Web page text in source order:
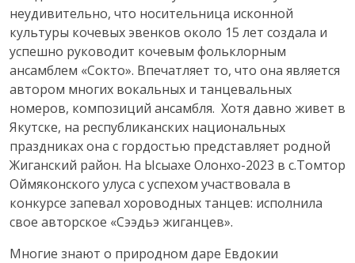
неудивительно, что носительница исконной
культуры кочевых эвенков около 15 лет создала и
успешно руководит кочевым фольклорным
ансамблем «Сокто». Впечатляет то, что она является
автором многих вокальных и танцевальных
номеров, композиций ансамбля. Хотя давно живет в
Якутске, на республиканских национальных
праздниках она с гордостью представляет родной
Жиганский район. На Ысыахе Олонхо-2023 в с.Томтор
Оймяконского улуса с успехом участвовала в
конкурсе запевал хороводных танцев: исполнила
свое авторское «Сээдьэ жиганцев».
Многие знают о природном даре Евдокии